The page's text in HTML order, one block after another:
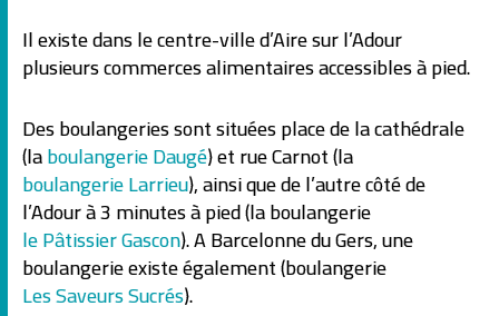
Il existe dans le centre-ville d’Aire sur l’Adour
plusieurs commerces alimentaires accessibles à pied.
Des boulangeries sont situées place de la cathédrale
(laboulangerie Daugé) et rue Carnot (la
boulangerie Larrieu), ainsi que de l’autre côté de
l’Adour à 3 minutes à pied (la boulangerie
le Pâtissier Gascon). A Barcelonne du Gers, une
boulangerie existe également (boulangerie
Les Saveurs Sucrés).